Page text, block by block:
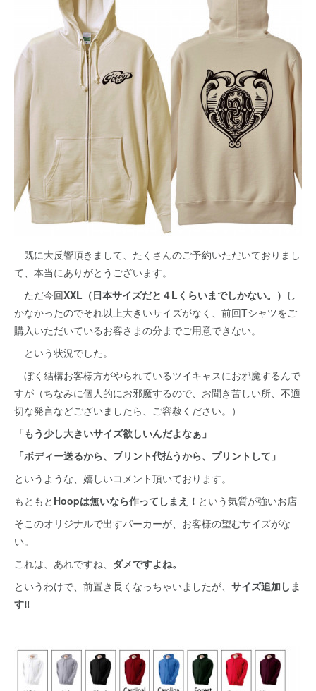
既に大反響頂きまして、たくさんのご予約いただいておりまし
て、本当にありがとうございます。
ただ今回XXL（日本サイズだと４Lくらいまでしかない。） し
かなかったのでそれ以上大きいサイズがなく、前回Tシャツをご
購入いただいているお客さまの分までご用意できない。
という状況でした。
ぼく結構お客様方がやられているツイキャスにお邪魔するんで
すが（ちなみに個人的にお邪魔するので、お聞き苦しい所、不適
切な発言などございましたら、ご容赦ください。）
「もう少し大きいサイズ欲しいんだよなぁ」
「ボディー送るから、プリント代払うから、プリントして」
というような、嬉しいコメント頂いております。
もともと Hoopは無いなら作ってしまえ！ という気質が強いお店
そこのオリジナルで出すパーカーが、お客様の望むサイズがな
い。
これは、あれですね、 ダメですよね。
というわけで、前置き長くなっちゃいましたが、 サイズ追加しま
す‼